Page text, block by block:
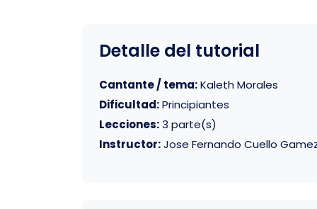
Detalle del tutorial
Cantante / tema:Kaleth Morales
Dificultad:Principiantes
Lecciones:3 parte(s)
Instructor:Jose Fernando Cuello